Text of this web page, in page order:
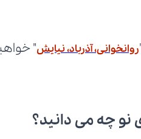
روانخوانی، آذرباد، نیایش"
نو چه می‌ دانید؟